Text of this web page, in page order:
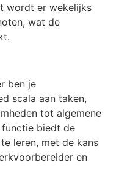
wordt er wekelijks
wat de
ben je
scala aan taken,
tot algemene
functie biedt de
leren, met de kans
en